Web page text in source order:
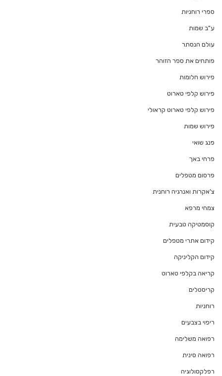
ספרי רוחניות
ע"ב שמות
עולם הנסתר
פותחים את ספר הזוהר
פירוש חלומות
פירוש קלפי טארוט
פירוש קלפי טארוט קראולי
פירוש שמות
פנג שואי
פרחי באך
פרסום מטפלים
צ'אקרות ואנרגיה רוחנית
צמחי מרפא
קוסמטיקה טבעית
קידום אתרי מטפלים
קידום הקליניקה
קריאה בקלפי טארוט
קריסטלים
רוחניות
ריפוי בצבעים
רפואה משלימה
רפואה סינית
רפלקסולוגיה